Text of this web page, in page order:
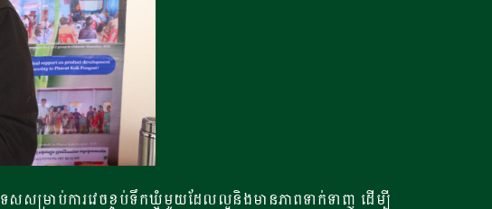
េសសម្រាប់ការវេចខ្ចប់ទឹកឃ្មុំមួយដែលល្អនិងមានភាពទាក់ទាញ ដើម្បី